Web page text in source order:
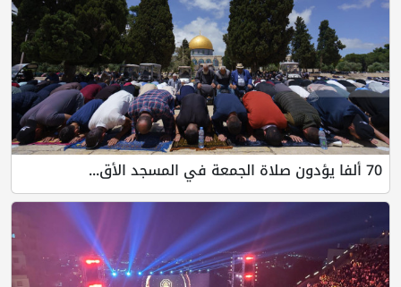
70 ألفا يؤدون صلاة الجمعة في المسجد الأق...